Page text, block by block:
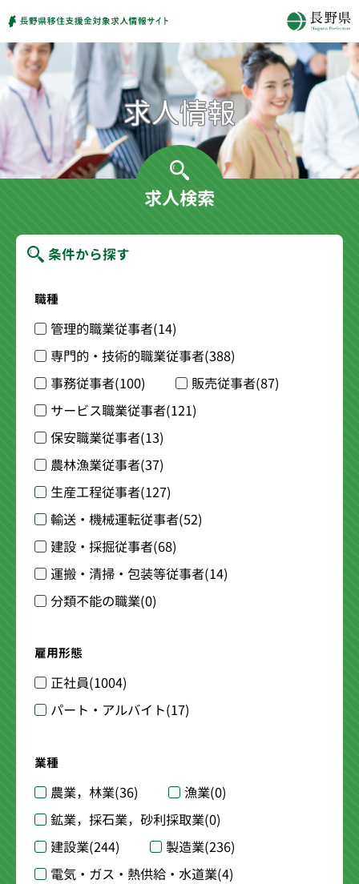
求人検索
条件から探す
職種
管理的職業従事者(14)
専門的・技術的職業従事者(388)
事務従事者(100) 販売従事者(87)
サービス職業従事者(121)
保安職業従事者(13)
農林漁業従事者(37)
生産工程従事者(127)
輸送・機械運転従事者(52)
建設・採掘従事者(68)
運搬・清掃・包装等従事者(14)
分類不能の職業(0)
雇用形態
正社員(1004)
パート・アルバイト(17)
業種
農業，林業(36) 漁業(0)
鉱業，採石業，砂利採取業(0)
建設業(244) 製造業(236)
電気・ガス・熱供給・水道業(4)